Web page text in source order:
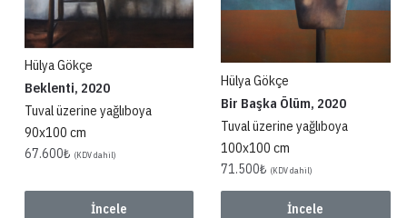
Hülya Gökçe
Beklenti, 2020
Tuval üzerine yağlıboya
90x100 cm
67.600₺ (KDV dahil)
İncele
Hülya Gökçe
Bir Başka Ölüm, 2020
Tuval üzerine yağlıboya
100x100 cm
71.500₺ (KDV dahil)
İncele